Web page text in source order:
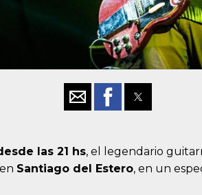
las 21 hs, el legendario
Santiago del Estero, en un